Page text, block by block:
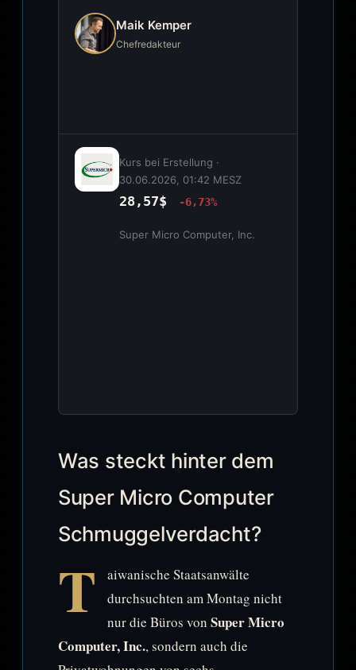
Maik Kemper
Chefredakteur
Kurs bei Erstellung ·
30.06.2026, 01:42 MESZ
28,57$ -6,73%
Super Micro Computer, Inc.
Was steckt hinter dem
Super Micro Computer
Schmuggelverdacht?
T
aiwanische Staatsanwälte
durchsuchten am Montag nicht
nur die Büros von Super Micro
Computer, Inc., sondern auch die